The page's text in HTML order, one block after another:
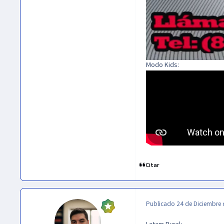
Modo Kids:
Citar
Publicado 24 de Diciembre